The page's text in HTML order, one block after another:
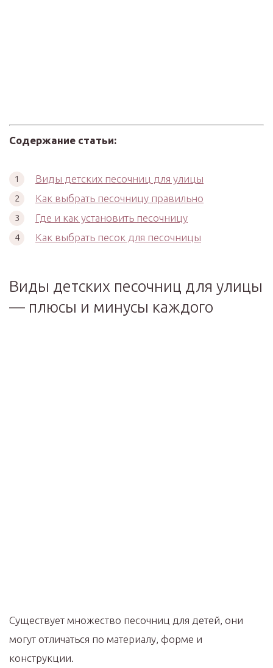
Содержание статьи:
Виды детских песочниц для улицы
Как выбрать песочницу правильно
Где и как установить песочницу
Как выбрать песок для песочницы
Виды детских песочниц для улицы
— плюсы и минусы каждого
Существует множество песочниц для детей, они
могут отличаться по материалу, форме и
конструкции.